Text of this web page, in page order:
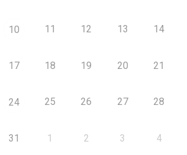
10 11 12 13 14
17 18 19 20 21
24 25 26 27 28
31 1 2 3 4